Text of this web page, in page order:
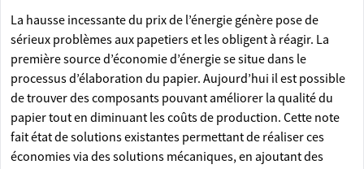
La hausse incessante du prix de l’énergie génère pose de
sérieux problèmes aux papetiers et les obligent à réagir. La
première source d’économie d’énergie se situe dans le
processus d’élaboration du papier. Aujourd’hui il est possible
de trouver des composants pouvant améliorer la qualité du
papier tout en diminuant les coûts de production. Cette note
fait état de solutions existantes permettant de réaliser ces
économies via des solutions mécaniques, en ajoutant des